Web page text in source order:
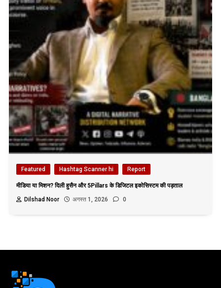
Featured Hashtag Scanner hi Report
मीडिया या मिशन? दिली हुसैन और 5Pillars के डिजिटल इकोसिस्टम की पड़ताल
Dilshad Noor
अगस्त 1, 2026 0